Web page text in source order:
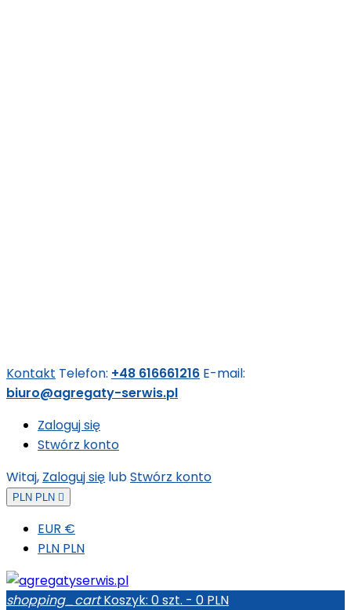
Kontakt Telefon: +48 616661216 E-mail:
biuro@agregaty-serwis.pl
Zaloguj się
Stwórz konto
Witaj, Zaloguj się lubStwórz konto
PLN PLN 
EUR €
PLN PLN
shopping_cart Koszyk: 0szt. - 0 PLN